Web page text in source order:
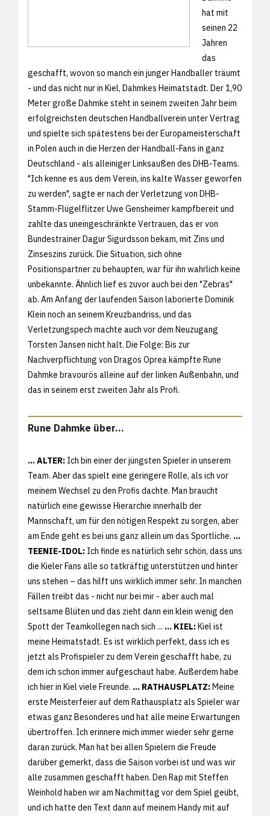
hat mit
seinen 22
Jahren
das
geschafft, wovon so manch ein junger Handballer träumt
- und das nicht nur in Kiel, Dahmkes Heimatstadt. Der 1,90
Meter große Dahmke steht in seinem zweiten Jahr beim
erfolgreichsten deutschen Handballverein unter Vertrag
und spielte sich spätestens bei der Europameisterschaft
in Polen auch in die Herzen der Handball-Fans in ganz
Deutschland - als alleiniger Linksaußen des DHB-Teams.
"Ich kenne es aus dem Verein, ins kalte Wasser geworfen
zu werden", sagte er nach der Verletzung von DHB-
Stamm-Flügelflitzer Uwe Gensheimer kampfbereit und
zahlte das uneingeschränkte Vertrauen, das er von
Bundestrainer Dagur Sigurdsson bekam, mit Zins und
Zinseszins zurück. Die Situation, sich ohne
Positionspartner zu behaupten, war für ihn wahrlich keine
unbekannte. Ähnlich lief es zuvor auch bei den "Zebras"
ab. Am Anfang der laufenden Saison laborierte Dominik
Klein noch an seinem Kreuzbandriss, und das
Verletzungspech machte auch vor dem Neuzugang
Torsten Jansen nicht halt. Die Folge: Bis zur
Nachverpflichtung von Dragos Oprea kämpfte Rune
Dahmke bravourös alleine auf der linken Außenbahn, und
das in seinem erst zweiten Jahr als Profi.
Rune Dahmke über...
... ALTER: Ich bin einer der jüngsten Spieler in unserem
Team. Aber das spielt eine geringere Rolle, als ich vor
meinem Wechsel zu den Profis dachte. Man braucht
natürlich eine gewisse Hierarchie innerhalb der
Mannschaft, um für den nötigen Respekt zu sorgen, aber
am Ende geht es bei uns ganz allein um das Sportliche. ...
TEENIE-IDOL: Ich finde es natürlich sehr schön, dass uns
die Kieler Fans alle so tatkräftig unterstützen und hinter
uns stehen – das hilft uns wirklich immer sehr. In manchen
Fällen treibt das - nicht nur bei mir - aber auch mal
seltsame Blüten und das zieht dann ein klein wenig den
Spott der Teamkollegen nach sich ... ... KIEL:Kiel ist
meine Heimatstadt. Es ist wirklich perfekt, dass ich es
jetzt als Profispieler zu dem Verein geschafft habe, zu
dem ich schon immer aufgeschaut habe. Außerdem habe
ich hier in Kiel viele Freunde. ... RATHAUSPLATZ:Meine
erste Meisterfeier auf dem Rathausplatz als Spieler war
etwas ganz Besonderes und hat alle meine Erwartungen
übertroffen. Ich erinnere mich immer wieder sehr gerne
daran zurück. Man hat bei allen Spielern die Freude
darüber gemerkt, dass die Saison vorbei ist und was wir
alle zusammen geschafft haben. Den Rap mit Steffen
Weinhold haben wir am Nachmittag vor dem Spiel geübt,
und ich hatte den Text dann auf meinem Handy mit auf